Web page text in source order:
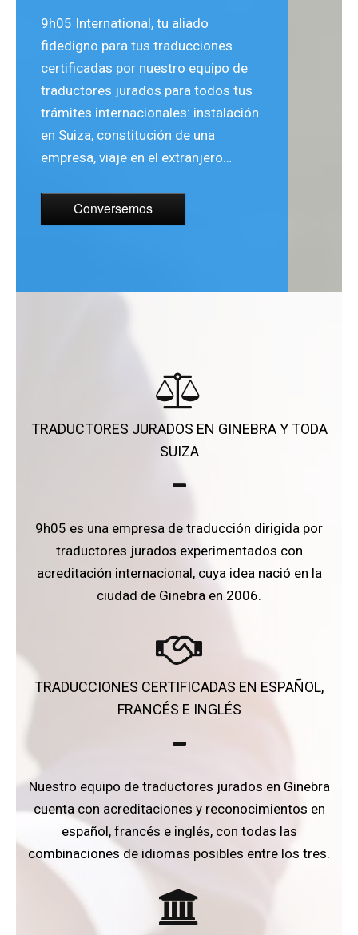
9h05 International, tu aliado
fidedigno para tus traducciones
certificadas por nuestro equipo de
traductores jurados para todos tus
trámites internacionales: instalación
en Suiza, constitución de una
empresa, viaje en el extranjero…
Conversemos
TRADUCTORES JURADOS EN GINEBRA Y TODA
SUIZA
9h05 es una empresa de traducción dirigida por
traductores jurados experimentados con
acreditación internacional, cuya idea nació en la
ciudad de Ginebra en 2006.
TRADUCCIONES CERTIFICADAS EN ESPAÑOL,
FRANCÉS E INGLÉS
Nuestro equipo de traductores jurados en Ginebra
cuenta con acreditaciones y reconocimientos en
español, francés e inglés, con todas las
combinaciones de idiomas posibles entre los tres.